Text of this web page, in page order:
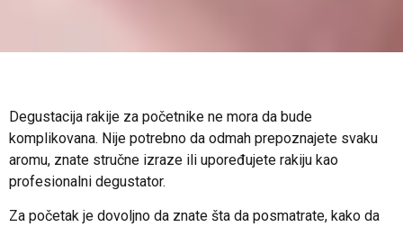
Degustacija rakije za početnike ne mora da bude
komplikovana. Nije potrebno da odmah prepoznajete svaku
aromu, znate stručne izraze ili upoređujete rakiju kao
profesionalni degustator.
Za početak je dovoljno da znate šta da posmatrate, kako da